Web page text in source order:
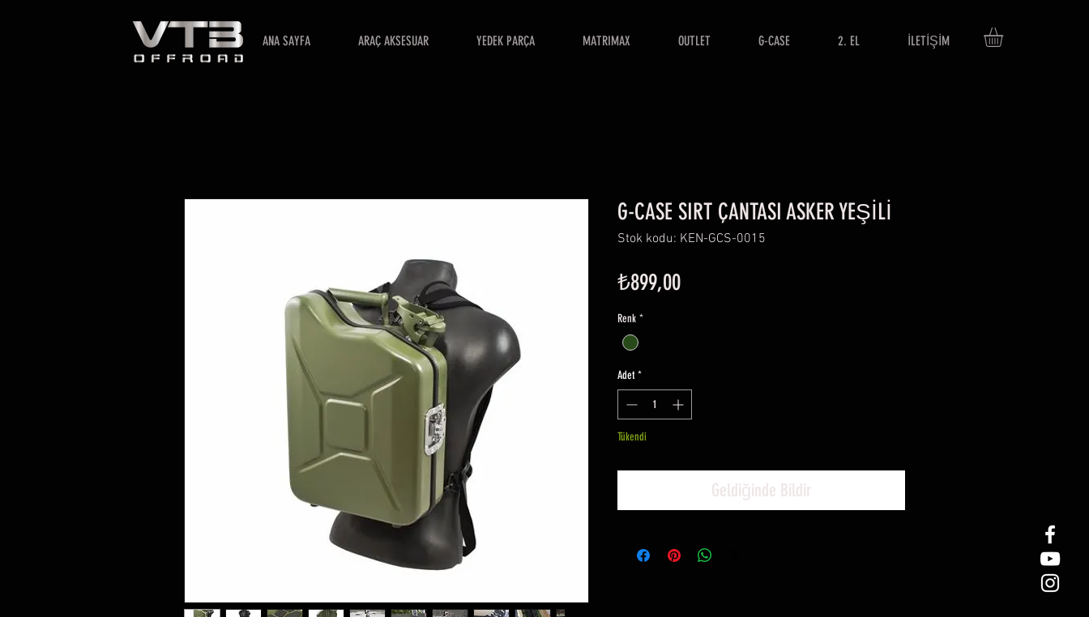
ANA SAYFA ARAÇ AKSESUAR YEDEK PARÇA MATRIMAX OUTLET G-CASE 2. EL İLETİŞİM
G-CASE SIRT ÇANTASI ASKER YEŞİLİ
Stok kodu: KEN-GCS-0015
₺899,00Fiyat
Renk *
Adet *
Tükendi
Geldiğinde Bildir